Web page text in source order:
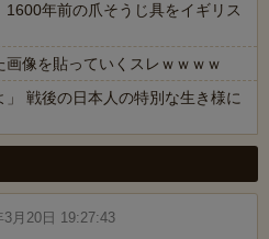
年前の爪そうじ具をイギリス
画像を貼っていくスレｗｗｗｗ
戦後の日本人の特別な生き様に
3月20日 19:27:43